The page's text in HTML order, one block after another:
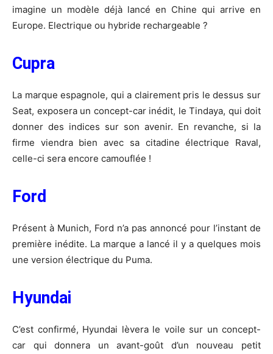
imagine un modèle déjà lancé en Chine qui arrive en
Europe. Electrique ou hybride rechargeable ?
Cupra
La marque espagnole, qui a clairement pris le dessus sur
Seat, exposera un concept-car inédit, le Tindaya, qui doit
donner des indices sur son avenir. En revanche, si la
firme viendra bien avec sa citadine électrique Raval,
celle-ci sera encore camouflée !
Ford
Présent à Munich, Ford n’a pas annoncé pour l’instant de
première inédite. La marque a lancé il y a quelques mois
une version électrique du Puma.
Hyundai
C’est confirmé, Hyundai lèvera le voile sur un concept-
car qui donnera un avant-goût d’un nouveau petit